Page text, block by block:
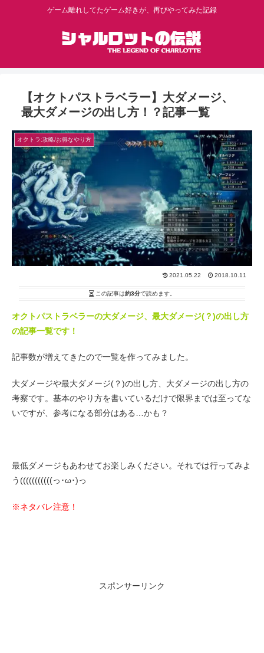
ゲーム離れしてたゲーム好きが、再びやってみた記録
【オクトパストラベラー】大ダメージ、
最大ダメージの出し方！？記事一覧
オクトラ:攻略/お得なやり方
2021.05.22 2018.10.11
この記事は約3分で読めます。
オクトパストラベラーの大ダメージ、最大ダメージ(？)の出し方
の記事一覧です！
記事数が増えてきたので一覧を作ってみました。
大ダメージや最大ダメージ(？)の出し方、大ダメージの出し方の
考察です。基本のやり方を書いているだけで限界までは至ってな
いですが、参考になる部分はある…かも？
最低ダメージもあわせてお楽しみください。それでは行ってみよ
う(((((((((((っ･ω･)っ
※ネタバレ注意！
スポンサーリンク